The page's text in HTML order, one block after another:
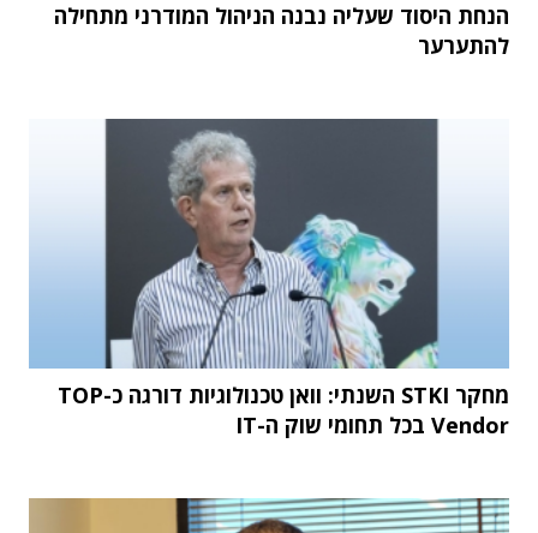
הנחת היסוד שעליה נבנה הניהול המודרני מתחילה
להתערער
מחקר STKI השנתי: וואן טכנולוגיות דורגה כ-TOP
Vendor בכל תחומי שוק ה-IT